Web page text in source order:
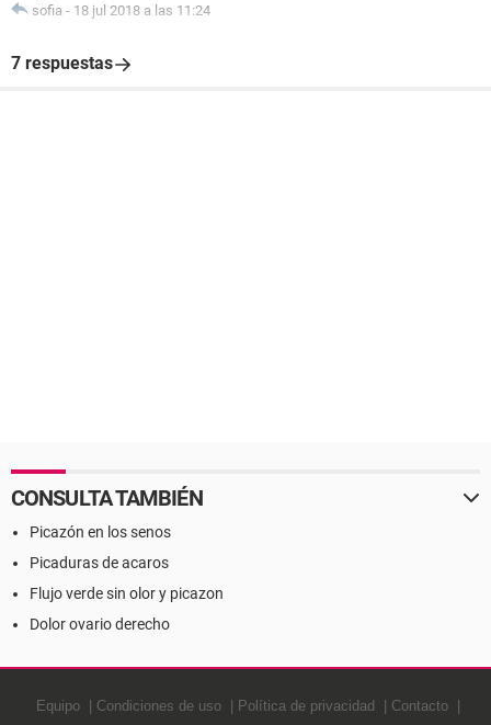
sofia - 18 jul 2018 a las 11:24
7 respuestas
CONSULTA TAMBIÉN
Picazón en los senos
Picaduras de acaros
Flujo verde sin olor y picazon
Dolor ovario derecho
Equipo Condiciones de uso Política de privacidad Contacto